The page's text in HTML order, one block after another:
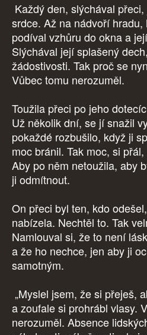
Každý den, slýchával
srdce. Až na nádvoří
podíval vzhůru do okna a
Slýchával její splašený
žádostivosti. Tak proč se
Vůbec tomu nerozuměl.
Toužila přeci po jeho
Už několik dní, se jí snažil
pokaždé rozbušilo, když ji
moc bránil. Tak moc, si
Aby po něm netoužila, aby
ji odmítnout.
On přeci byl ten, kdo
nabízela. Nechtěl to. Tak
Namlouval si, že to není
a že ho nechce, jen aby ji
samotným.
„Myslel jsem, že si přeješ,
a zoufale si prohrábl vlasy.
nerozuměl. Absence